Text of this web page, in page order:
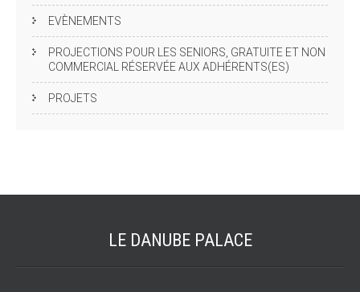
EVÈNEMENTS
PROJECTIONS POUR LES SENIORS, GRATUITE ET NON
COMMERCIAL RÉSERVÉE AUX ADHÉRENTS(ES)
PROJETS
LE DANUBE PALACE